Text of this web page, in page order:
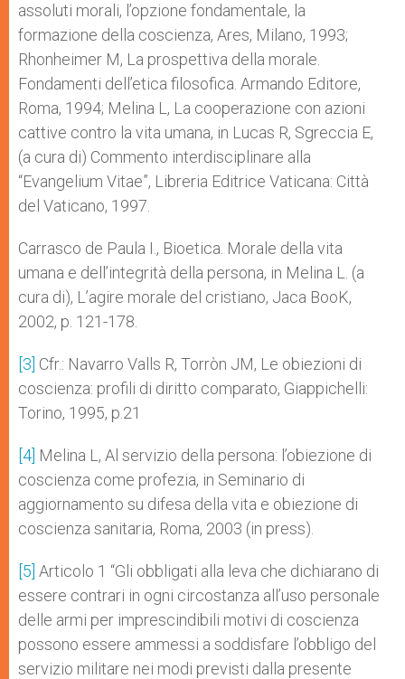
assoluti morali, l’opzione fondamentale, la
formazione della coscienza, Ares, Milano, 1993;
Rhonheimer M, La prospettiva della morale.
Fondamenti dell’etica filosofica. Armando Editore,
Roma, 1994; Melina L, La cooperazione con azioni
cattive contro la vita umana, in Lucas R, Sgreccia E,
(a cura di) Commento interdisciplinare alla
“Evangelium Vitae”, Libreria Editrice Vaticana: Città
del Vaticano, 1997.
Carrasco de Paula I., Bioetica. Morale della vita
umana e dell’integrità della persona, in Melina L. (a
cura di), L’agire morale del cristiano, Jaca BooK,
2002, p. 121-178.
[3] Cfr.: Navarro Valls R, Torròn JM, Le obiezioni di
coscienza: profili di diritto comparato, Giappichelli:
Torino, 1995, p.21
[4] Melina L, Al servizio della persona: l’obiezione di
coscienza come profezia, in Seminario di
aggiornamento su difesa della vita e obiezione di
coscienza sanitaria, Roma, 2003 (in press).
[5] Articolo 1 “Gli obbligati alla leva che dichiarano di
essere contrari in ogni circostanza all’uso personale
delle armi per imprescindibili motivi di coscienza
possono essere ammessi a soddisfare l’obbligo del
servizio militare nei modi previsti dalla presente